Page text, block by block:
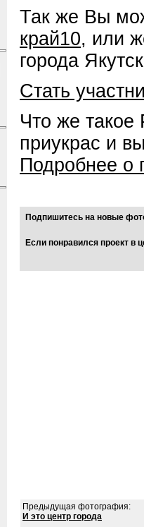
Так же Вы
край10, или
города
Стать
Что же такое
приукрас и
Подробнее о
Подпишитесь на новые
Если понравился проект в
Предыдущая фотография:
И это центр города